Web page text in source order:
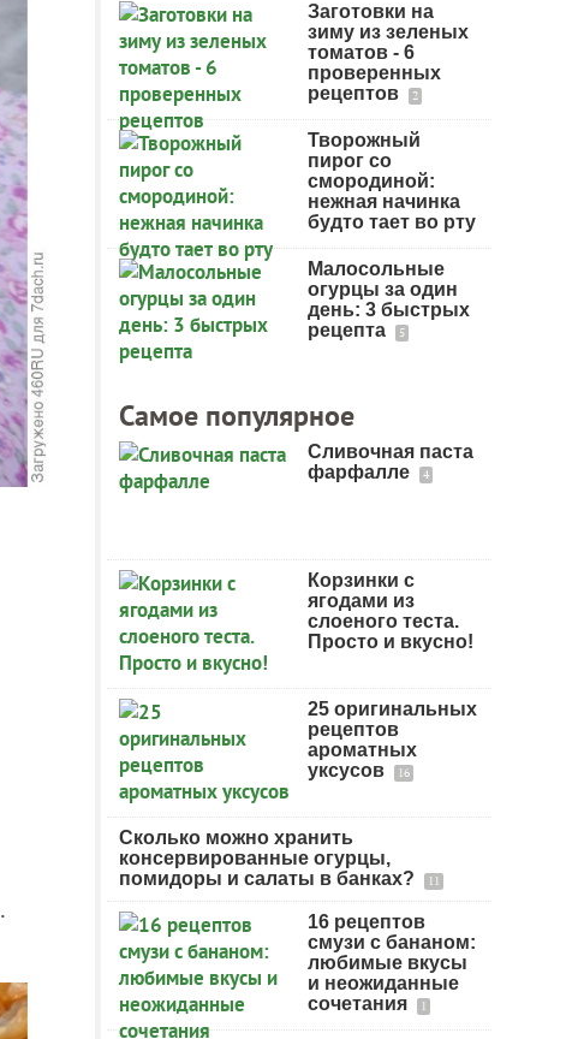
Заготовки на
зиму из зеленых
томатов - 6
проверенных
рецептов
2
Творожный
пирог со
смородиной:
нежная начинка
будто тает во рту
Малосольные
огурцы за один
день: 3 быстрых
рецепта
5
Самое популярное
Сливочная паста
фарфалле
4
Корзинки с
ягодами из
слоеного теста.
Просто и вкусно!
25 оригинальных
рецептов
ароматных
уксусов
16
Сколько можно хранить
консервированные огурцы,
помидоры и салаты в банках?
11
16 рецептов
смузи с бананом:
любимые вкусы
и неожиданные
сочетания
1